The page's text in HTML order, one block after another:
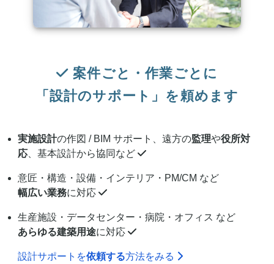
案件ごと・作業ごとに
「設計のサポート」を頼めます
実施設計の作図 / BIM サポート、遠方の監理や役所対
応、基本設計から協同など
意匠・構造・設備・インテリア・PM/CM など
幅広い業務に対応
生産施設・データセンター・病院・オフィス など
あらゆる建築用途に対応
設計サポートを依頼する方法をみる